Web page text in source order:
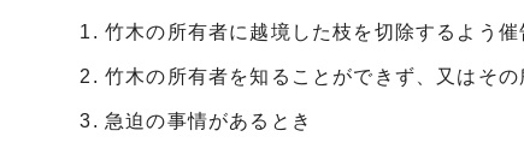
竹木の所有者に越境した枝を切除するよう
竹木の所有者を知ることができず、又はそ
急迫の事情があるとき